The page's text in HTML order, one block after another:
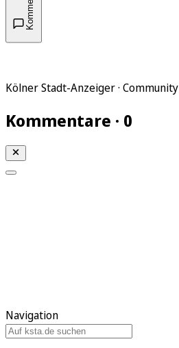
Kölner Stadt-Anzeiger · Community
Kommentare · 0
Navigation